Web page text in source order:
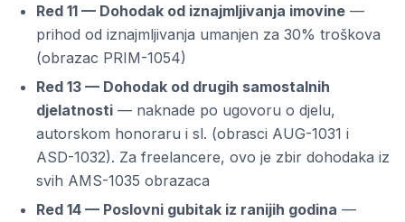
Red 11 — Dohodak od iznajmljivanja imovine —
prihod od iznajmljivanja umanjen za 30% troškova
(obrazac PRIM-1054)
Red 13 — Dohodak od drugih samostalnih
djelatnosti — naknade po ugovoru o djelu,
autorskom honoraru i sl. (obrasci AUG-1031 i
ASD-1032). Za freelancere, ovo je zbir dohodaka iz
svih AMS-1035 obrazaca
Red 14 — Poslovni gubitak iz ranijih godina —